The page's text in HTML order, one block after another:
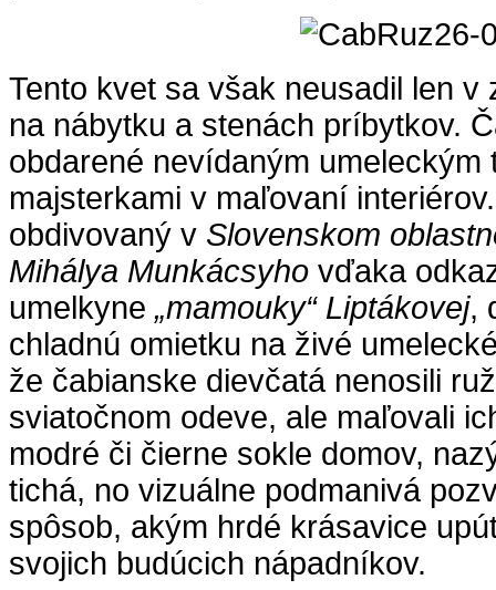
Tento kvet sa však neusadil len v
na nábytku a stenách príbytkov.
obdarené nevídaným umeleckým
majsterkami v maľovaní
obdivovaný v Slovenskom
Mihálya Munkácsyho vďaka
umelkyne „mamouky“ Liptákovej,
chladnú omietku na živé
že čabianske dievčatá nenosili
sviatočnom odeve, ale maľovali
modré či čierne sokle domov,
tichá, no vizuálne podmanivá
spôsob, akým hrdé krásavice
svojich budúcich nápadníkov.